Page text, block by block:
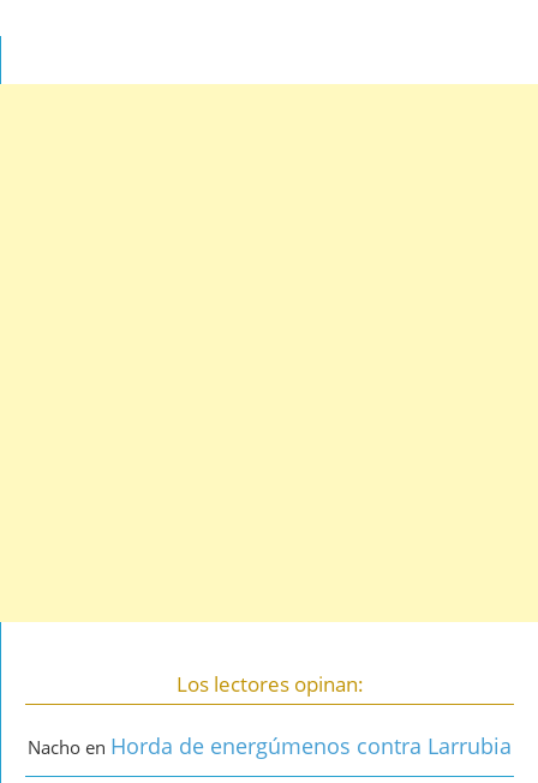
Los lectores opinan:
Nacho en Horda de energúmenos contra Larrubia